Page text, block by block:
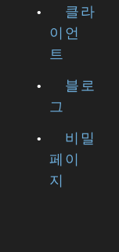
클라
이언
트
블로
그
비밀
페이
지